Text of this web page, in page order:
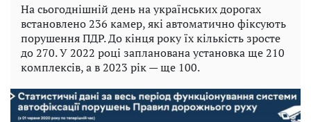
На сьогоднішній день на українських дорогах
встановлено 236 камер, які автоматично фіксують
порушення ПДР. До кінця року їх кількість зросте
до 270. У 2022 році запланована установка ще 210
комплексів, а в 2023 рік — ще 100.